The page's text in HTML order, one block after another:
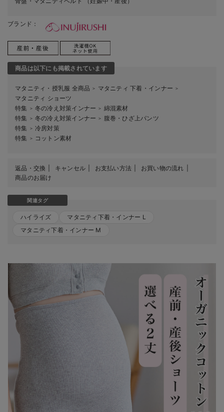
ブランド：
商品は以下にも掲載されています
マタニティ・授乳服 全商品 ＞ マタニティ 下着・インナー ＞
マタニティ ショーツ
特集
＞ 冬の冷え対策インナー ＞ 綿混素材
特集
＞ 冬の冷え対策インナー ＞
腹巻・ひざ上パンツ
特集
＞ 冷房対策
特集
＞ コットン素材
返品・交換 キャンセル お支払い方法
お買い物の流れ
商品のお届け
関連タグ
ハイライズ
マタニティ下着・インナー L
マタニティ下着・インナー M